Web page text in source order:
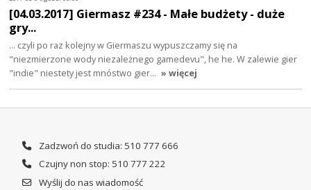
[04.03.2017] Giermasz #234 - Małe budżety - duże
gry...
... czyli po raz kolejny w Giermaszu wypuszczamy się na
"niezmierzone wody niezależnego gamedevu", he he. W zalewie gier
"indie" niestety jest mnóstwo gier… » więcej
Zadzwoń do studia: 510 777 666
Czujny non stop: 510 777 222
Wyślij do nas wiadomość